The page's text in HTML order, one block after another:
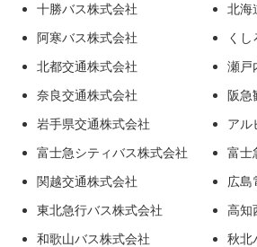
十勝バス株式会社
北海
阿寒バス株式会社
く
北都交通株式会社
瀬戸
奈良交通株式会社
阪急
岩手県交通株式会社
アル
富士急シティバス株式会社
富士
関越交通株式会社
広島
東北急行バス株式会社
高知
和歌山バス株式会社
秋北